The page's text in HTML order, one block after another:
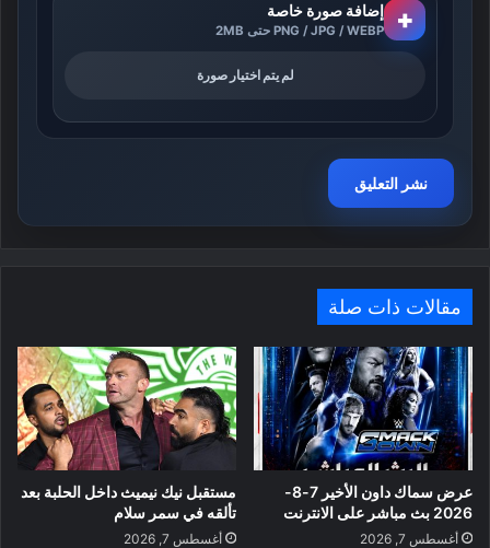
+ إضافة صورة خاصة
PNG / JPG / WEBP حتى 2MB
لم يتم اختيار صورة
مقالات ذات صلة
عرض سماك داون الأخير 7-8-
2026 بث مباشر على الانترنت
أغسطس 7, 2026
مستقبل نيك نيميث داخل الحلبة بعد
تألقه في سمر سلام
أغسطس 7, 2026